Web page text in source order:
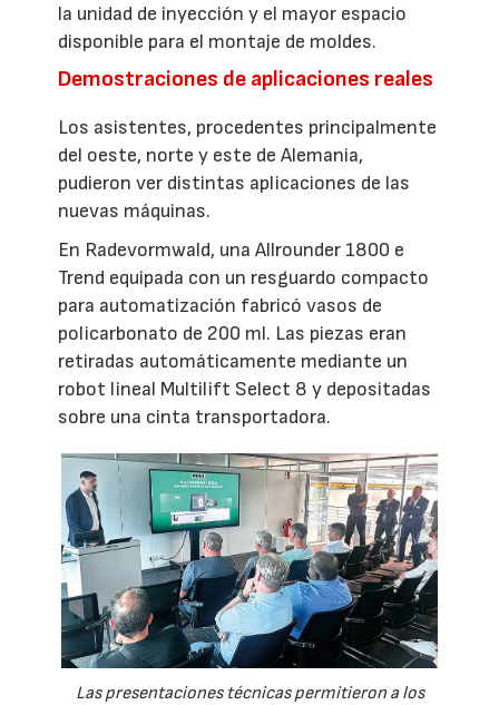
la unidad de inyección y el mayor espacio
disponible para el montaje de moldes.
Demostraciones de aplicaciones reales
Los asistentes, procedentes principalmente
del oeste, norte y este de Alemania,
pudieron ver distintas aplicaciones de las
nuevas máquinas.
En Radevormwald, una Allrounder 1800 e
Trend equipada con un resguardo compacto
para automatización fabricó vasos de
policarbonato de 200 ml. Las piezas eran
retiradas automáticamente mediante un
robot lineal Multilift Select 8 y depositadas
sobre una cinta transportadora.
Las presentaciones técnicas permitieron a los